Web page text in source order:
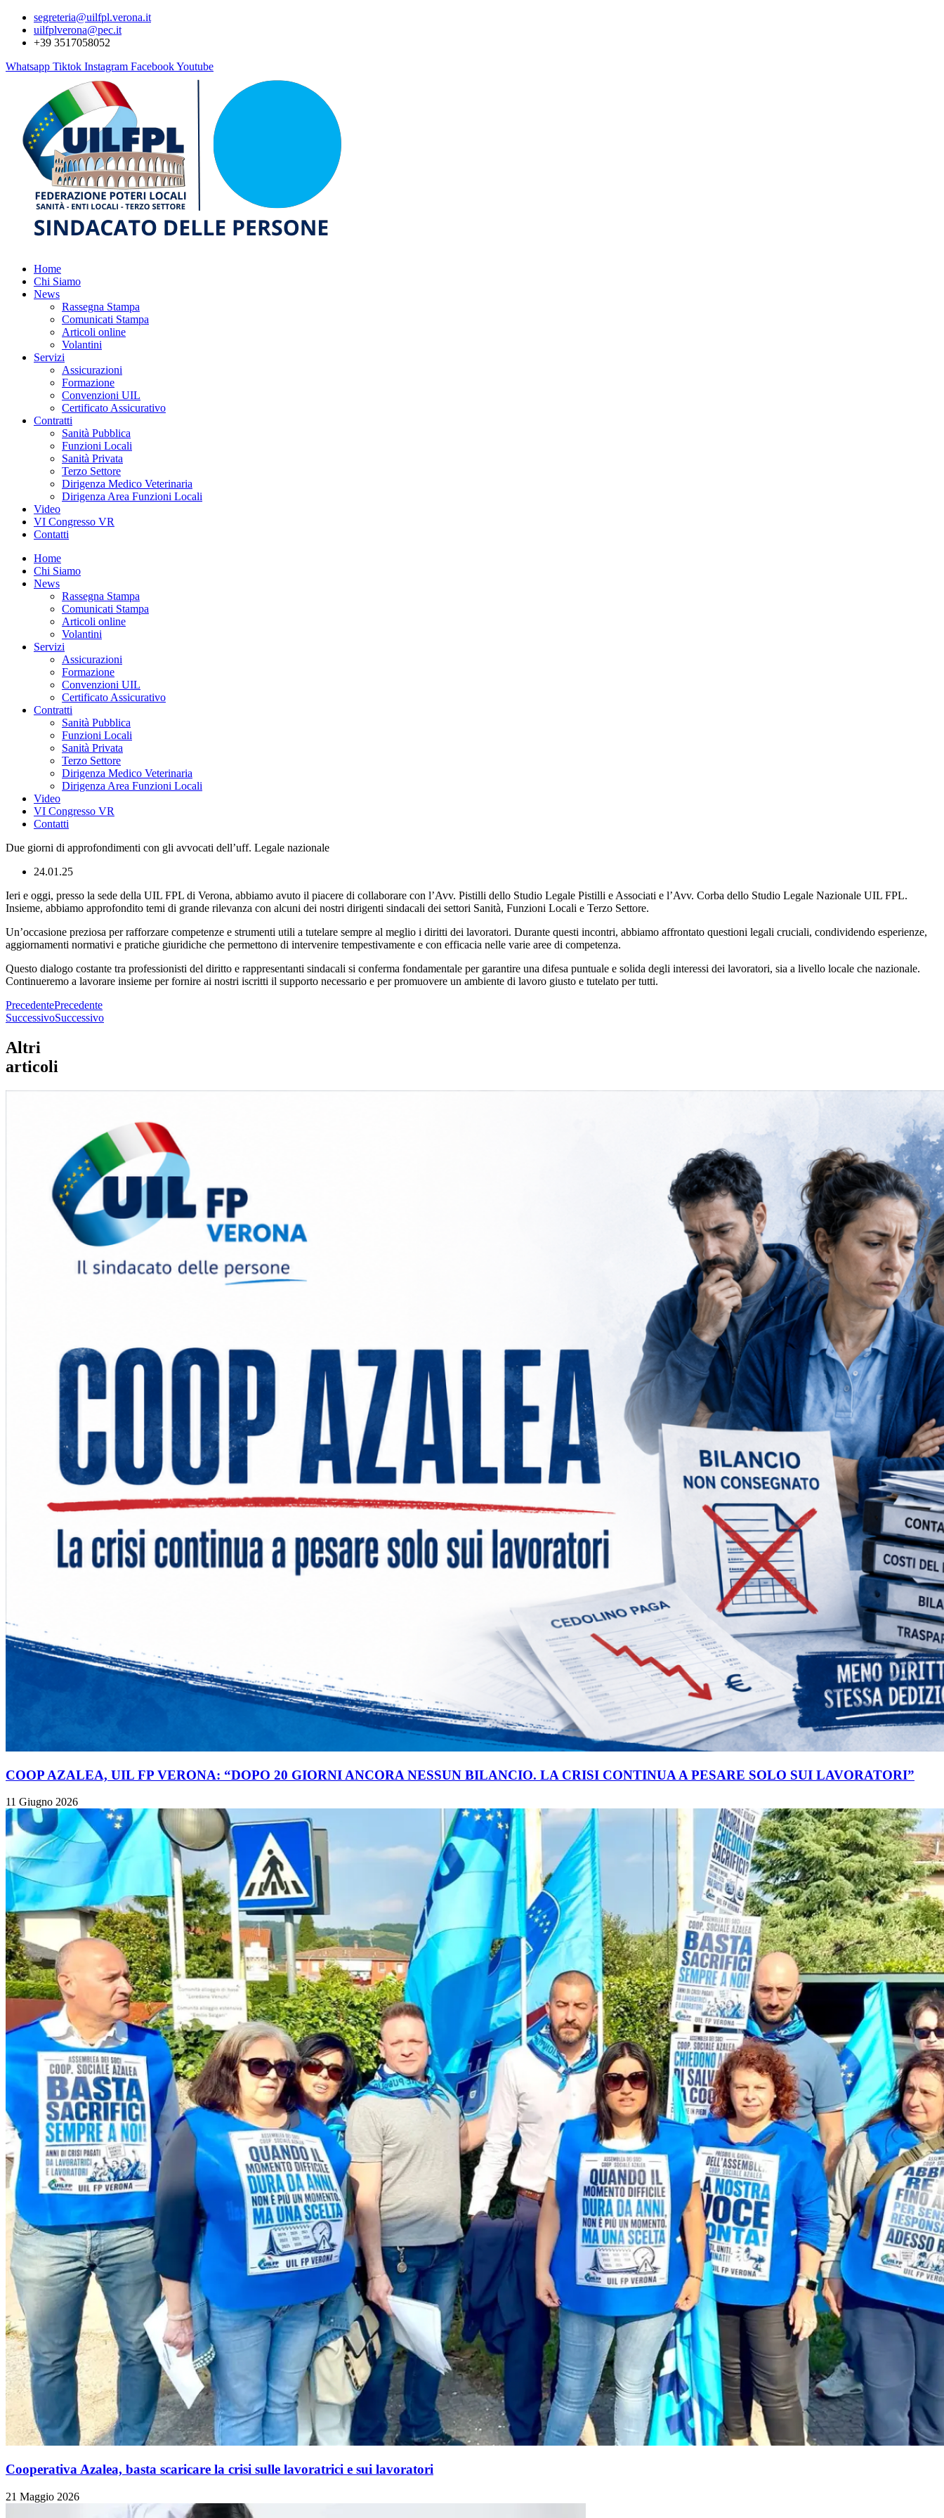
segreteria@uilfpl.verona.it
uilfplverona@pec.it
+39 3517058052
Whatsapp Tiktok Instagram FacebookYoutube
Home
Chi Siamo
News
Rassegna Stampa
Comunicati Stampa
Articoli online
Volantini
Servizi
Assicurazioni
Formazione
Convenzioni UIL
Certificato Assicurativo
Contratti
Sanità Pubblica
Funzioni Locali
Sanità Privata
Terzo Settore
Dirigenza Medico Veterinaria
Dirigenza Area Funzioni Locali
Video
VI Congresso VR
Contatti
Home
Chi Siamo
News
Rassegna Stampa
Comunicati Stampa
Articoli online
Volantini
Servizi
Assicurazioni
Formazione
Convenzioni UIL
Certificato Assicurativo
Contratti
Sanità Pubblica
Funzioni Locali
Sanità Privata
Terzo Settore
Dirigenza Medico Veterinaria
Dirigenza Area Funzioni Locali
Video
VI Congresso VR
Contatti
Due giorni di approfondimenti con gli avvocati dell’uff. Legale nazionale
24.01.25
Ieri e oggi, presso la sede della UIL FPL di Verona, abbiamo avuto il piacere di collaborare con l’Avv. Pistilli dello Studio Legale Pistilli e Associati e l’Avv. Corba dello Studio Legale Nazionale UIL FPL.
Insieme, abbiamo approfondito temi di grande rilevanza con alcuni dei nostri dirigenti sindacali dei settori Sanità, Funzioni Locali e Terzo Settore.
Un’occasione preziosa per rafforzare competenze e strumenti utili a tutelare sempre al meglio i diritti dei lavoratori. Durante questi incontri, abbiamo affrontato questioni legali cruciali, condividendo esperienze,
aggiornamenti normativi e pratiche giuridiche che permettono di intervenire tempestivamente e con efficacia nelle varie aree di competenza.
Questo dialogo costante tra professionisti del diritto e rappresentanti sindacali si conferma fondamentale per garantire una difesa puntuale e solida degli interessi dei lavoratori, sia a livello locale che nazionale.
Continueremo a lavorare insieme per fornire ai nostri iscritti il supporto necessario e per promuovere un ambiente di lavoro giusto e tutelato per tutti.
PrecedentePrecedente
SuccessivoSuccessivo
Altri
articoli
COOP AZALEA, UIL FP VERONA: “DOPO 20 GIORNI ANCORA NESSUN BILANCIO. LA CRISI CONTINUA A PESARE SOLO SUI LAVORATORI”
11 Giugno 2026
Cooperativa Azalea, basta scaricare la crisi sulle lavoratrici e sui lavoratori
21 Maggio 2026